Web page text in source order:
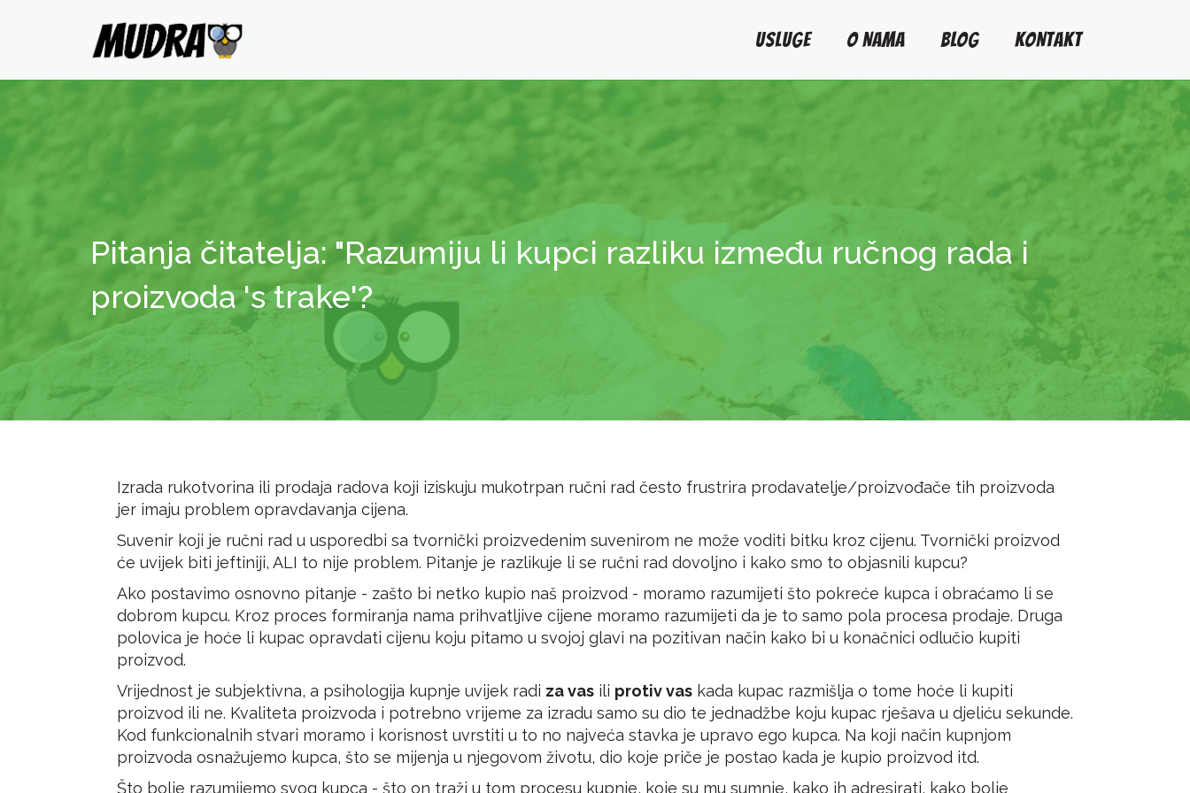
USLUGE O NAMA BLOG KONTAKT
Pitanja čitatelja: "Razumiju li kupci razliku između ručnog rada i
proizvoda 's trake'?
Izrada rukotvorina ili prodaja radova koji iziskuju mukotrpan ručni rad često frustrira prodavatelje/proizvođače tih proizvoda
jer imaju problem opravdavanja cijena.
Suvenir koji je ručni rad u usporedbi sa tvornički proizvedenim suvenirom ne može voditi bitku kroz cijenu. Tvornički proizvod
će uvijek biti jeftiniji, ALI to nije problem. Pitanje je razlikuje li se ručni rad dovoljno i kako smo to objasnili kupcu?
Ako postavimo osnovno pitanje - zašto bi netko kupio naš proizvod - moramo razumijeti što pokreće kupca i obraćamo li se
dobrom kupcu. Kroz proces formiranja nama prihvatljive cijene moramo razumijeti da je to samo pola procesa prodaje. Druga
polovica je hoće li kupac opravdati cijenu koju pitamo u svojoj glavi na pozitivan način kako bi u konačnici odlučio kupiti
proizvod.
Vrijednost je subjektivna, a psihologija kupnje uvijek radi za vas ili protiv vas kada kupac razmišlja o tome hoće li kupiti
proizvod ili ne. Kvaliteta proizvoda i potrebno vrijeme za izradu samo su dio te jednadžbe koju kupac rješava u djeliću sekunde.
Kod funkcionalnih stvari moramo i korisnost uvrstiti u to no najveća stavka je upravo ego kupca. Na koji način kupnjom
proizvoda osnažujemo kupca, što se mijenja u njegovom životu, dio koje priče je postao kada je kupio proizvod itd.
Što bolje razumijemo svog kupca - što on traži u tom procesu kupnje, koje su mu sumnje, kako ih adresirati, kako bolje